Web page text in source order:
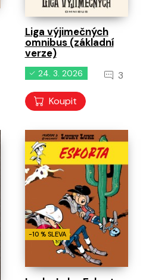
Liga výjimečných
omnibus (základní
verze)
24. 3. 2026 3
Koupit
-10 % SLEVA